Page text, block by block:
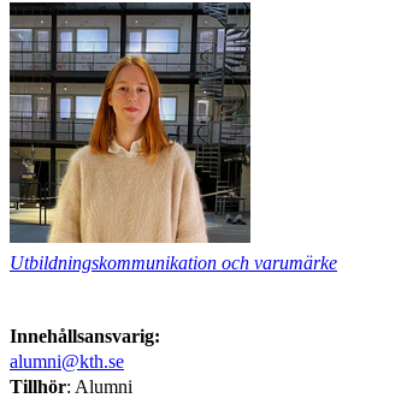
Utbildningskommunikation och varumärke
Innehållsansvarig:
alumni@kth.se
Tillhör: Alumni